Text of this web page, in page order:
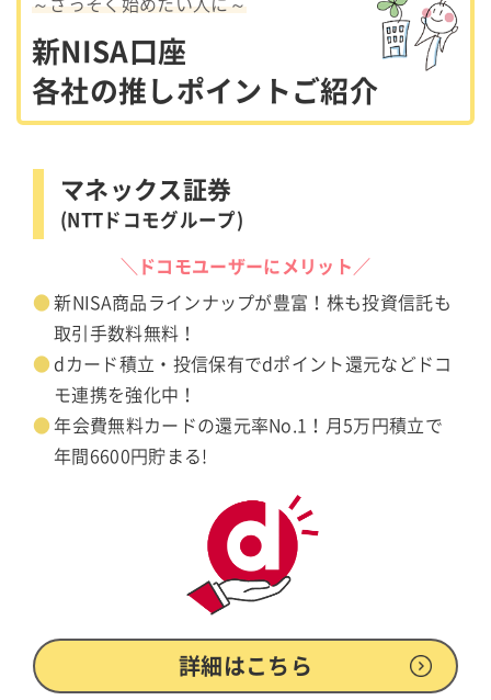
～さっそく始めたい人に～
新NISA口座
各社の推しポイントご紹介
マネックス証券
(NTTドコモグループ)
＼ドコモユーザーにメリット／
新NISA商品ラインナップが豊富！株も投資信託も
取引手数料無料！
dカード積立・投信保有でdポイント還元などドコ
モ連携を強化中！
年会費無料カードの還元率No.1！月5万円積立で
年間6600円貯まる!
詳細はこちら